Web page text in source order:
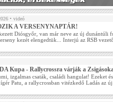
• videó
A VERSENYNAPTÁR!
Diósgyőr, van már neve az új dunántúli
kezét elengedtük... Interjú az RSB
Kupa - Rallycrossra várják a
izgalmas csaták, családi hangulat! Ezeket
Patu, a rallycrossban vitézkedő Ladás az